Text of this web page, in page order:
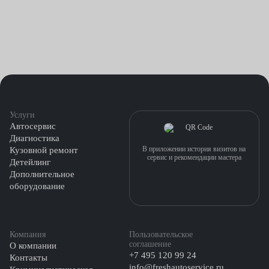
Услуги
Автосервис
Диагностика
Кузовной ремонт
Детейлинг
Дополнительное
оборудование
Компания
О компании
Контакты
Пользовательское
соглашение
+7 495 120 99 24
В приложении история визитов на
сервис и рекомендации мастера